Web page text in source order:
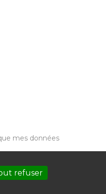
mes données
refuser